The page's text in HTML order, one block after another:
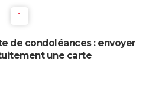
1
de condoléances : envoyer
une carte